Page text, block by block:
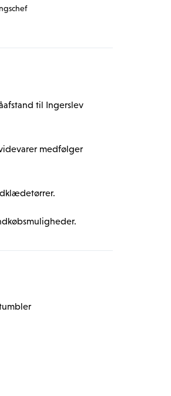
til Ingerslev
medfølger
kælderrum og